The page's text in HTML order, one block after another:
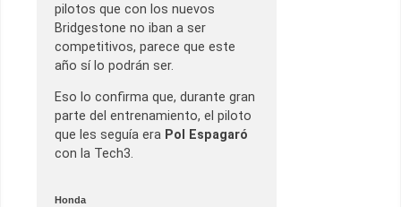
pilotos que con los nuevos
Bridgestone no iban a ser
competitivos, parece que este
año sí lo podrán ser.
Eso lo confirma que, durante gran
parte del entrenamiento, el piloto
que les seguía era Pol Espagaró
con la Tech3.
Honda